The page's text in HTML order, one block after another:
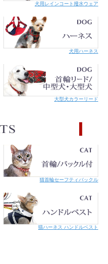
犬用レインコート撥水ウェア
犬用ハーネス
大型犬カラーリード
猫首輪セーフティバックル
猫ハーネス ハンドルベスト